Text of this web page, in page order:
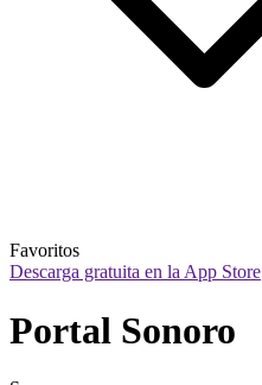
Favoritos
Descarga gratuita en la App Store
Portal Sonoro